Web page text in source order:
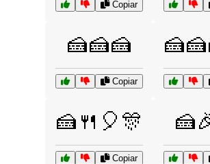
Copiar
🍰🍰🍰
Copiar
🍰🍴🎈🎊
Copiar